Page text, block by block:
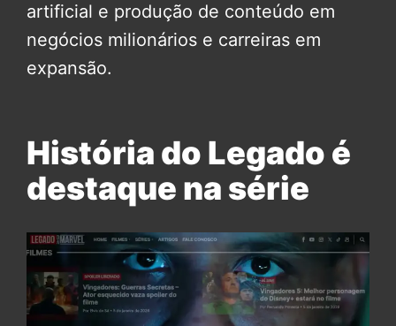
artificial e produção de conteúdo em
negócios milionários e carreiras em
expansão.
História do Legado é
destaque na série